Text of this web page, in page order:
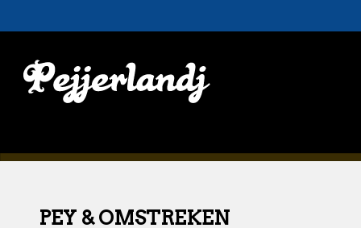
PEY & OMSTREKEN